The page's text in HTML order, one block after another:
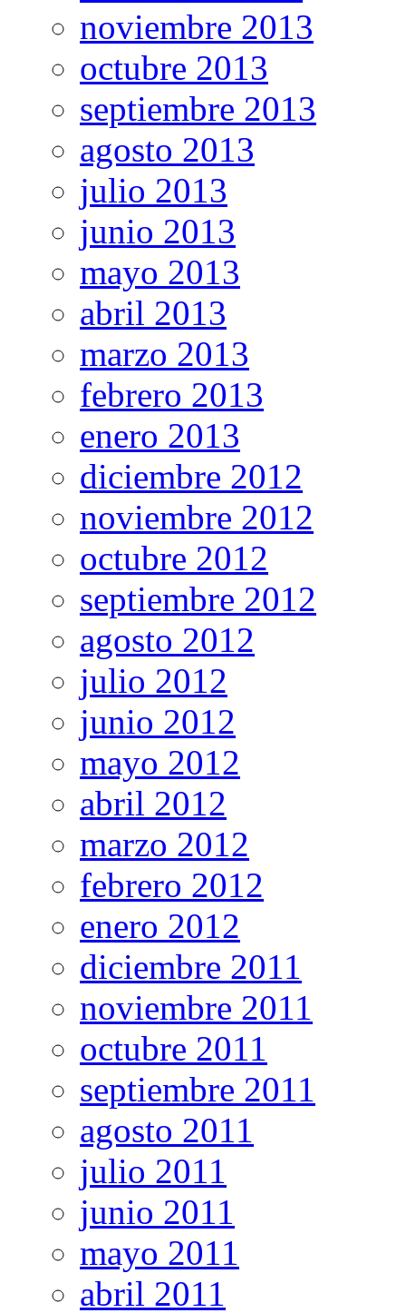
noviembre 2013
octubre 2013
septiembre 2013
agosto 2013
julio 2013
junio 2013
mayo 2013
abril 2013
marzo 2013
febrero 2013
enero 2013
diciembre 2012
noviembre 2012
octubre 2012
septiembre 2012
agosto 2012
julio 2012
junio 2012
mayo 2012
abril 2012
marzo 2012
febrero 2012
enero 2012
diciembre 2011
noviembre 2011
octubre 2011
septiembre 2011
agosto 2011
julio 2011
junio 2011
mayo 2011
abril 2011